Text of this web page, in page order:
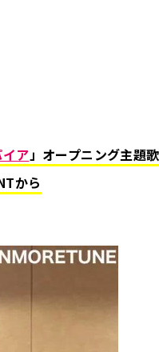
ア 」オープニング主題歌
から